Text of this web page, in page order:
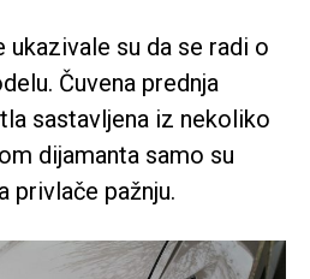
su da se radi o
Čuvena prednja
sastavljena iz nekoliko
dijamanta samo su
privlače pažnju.